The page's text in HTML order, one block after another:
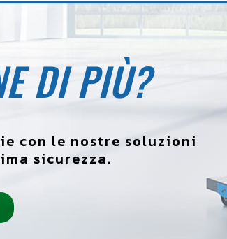
DI PIÙ?
con le nostre soluzioni
sicurezza.